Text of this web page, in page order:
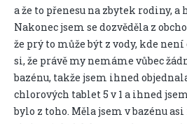
a že to přenesu na zbytek rodiny, a
Nakonec jsem se dozvěděla z
že prý to může být z vody, kde
si, že právě my nemáme vůbec
bazénu, takže jsem ihned
chlorových tablet 5 v 1 a ihned
bylo z toho. Měla jsem v bazénu